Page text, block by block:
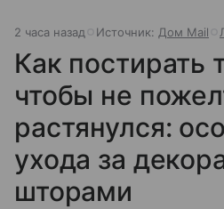
2 часа назад Источник: Дом Mail
Как постирать
чтобы не
растянулся:
ухода за
шторами